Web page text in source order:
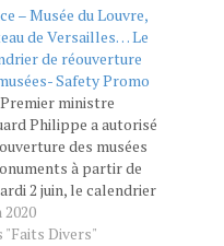
– Musée du Louvre,
de Versailles… Le
de réouverture
Safety Promo
ministre
Philippe a autorisé
des musées
à partir de
2 juin, le calendrier
jusqu'au début du
JUILLET MIGUEL
2020
"Faits Divers"